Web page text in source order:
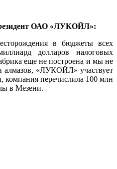
ОАО «ЛУКОЙЛ»:
в бюджеты всех
долларов налоговых
еще не построена и мы не
алмазов, «ЛУКОЙЛ» участвует
компания перечислила 100 млн
в Мезени.